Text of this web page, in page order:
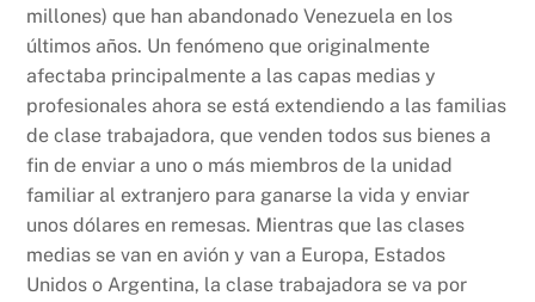
millones) que han abandonado Venezuela en los
últimos años. Un fenómeno que originalmente
afectaba principalmente a las capas medias y
profesionales ahora se está extendiendo a las familias
de clase trabajadora, que venden todos sus bienes a
fin de enviar a uno o más miembros de la unidad
familiar al extranjero para ganarse la vida y enviar
unos dólares en remesas. Mientras que las clases
medias se van en avión y van a Europa, Estados
Unidos o Argentina, la clase trabajadora se va por